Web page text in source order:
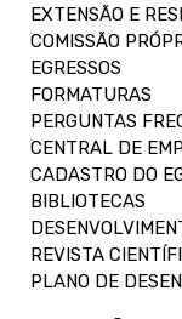
EXTENSÃO E
COMISSÃO
EGRESSOS
FORMATURAS
PERGUNTAS
CENTRAL DE
CADASTRO DO
BIBLIOTECAS
REVISTA
PLANO DE